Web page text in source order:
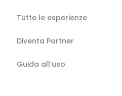
Tutte le esperienze
Diventa Partner
Guida all’uso